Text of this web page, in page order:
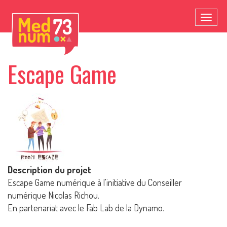
Escape Game
Description du projet
Escape Game numérique à l'initiative du Conseiller
numérique Nicolas Richou.
En partenariat avec le Fab Lab de la Dynamo.